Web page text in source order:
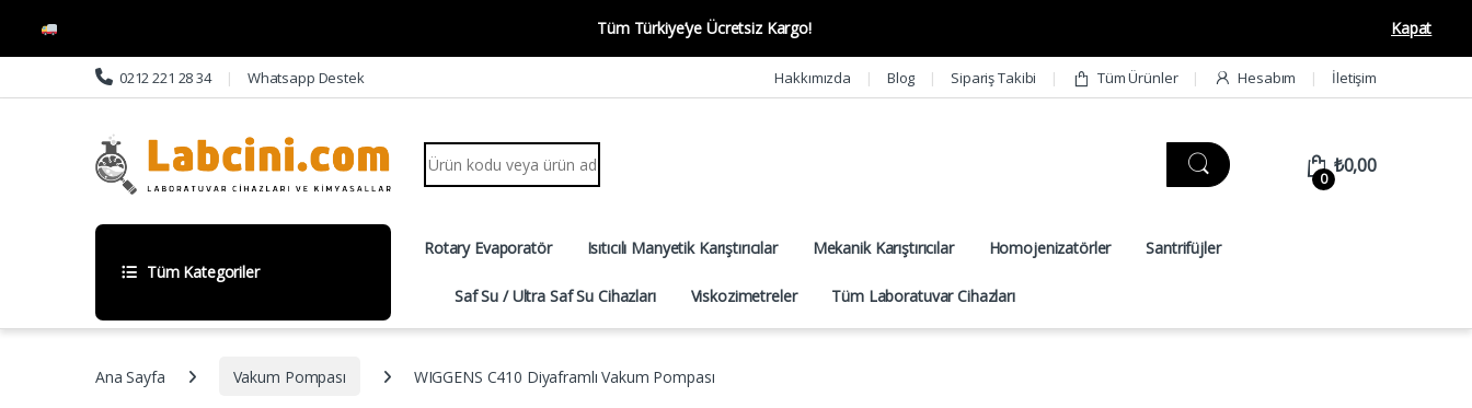
Tüm Türkiye’ye Ücretsiz Kargo!
Kapat
Skip to navigation
Skip to content 0212 221 28 34 Whatsapp Destek Hakkımızda Blog Sipariş Takibi Tüm Ürünler Hesabım İletişim
Search for:
0
₺0,00
Tüm Kategoriler
Rotary Evaporatör Isıtıcılı Manyetik Karıştırıcılar Mekanik Karıştırıcılar Homojenizatörler Santrifüjler
Saf Su / Ultra Saf Su Cihazları Viskozimetreler Tüm Laboratuvar Cihazları
Ana Sayfa Vakum Pompası WIGGENS C410 Diyaframlı Vakum Pompası